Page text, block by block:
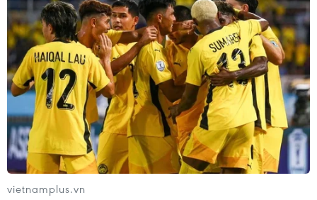
Lực lượng bảo vệ bờ biển Italy xác nhận ít nhất 10
người di cư đã thiệt mạng sau khi một chiếc xuồng cao
su bị chìm trên Địa Trung Hải ngày 30/6.
vietnamplus.vn